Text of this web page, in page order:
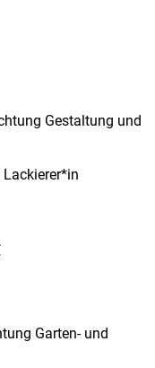
Gestaltung und
Garten- und